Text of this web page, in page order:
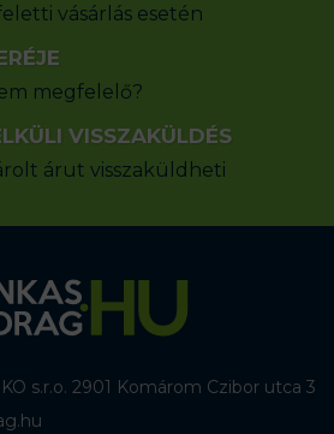
vásárlás esetén
megfelelő?
VISSZAKÜLDÉS
árut visszaküldheti
s.r.o. 2901 Komárom Czibor utca 3